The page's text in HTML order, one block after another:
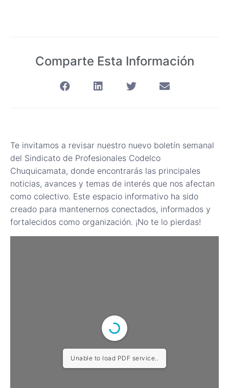
Comparte Esta Información
Te invitamos a revisar nuestro nuevo boletín semanal
del Sindicato de Profesionales Codelco
Chuquicamata, donde encontrarás las principales
noticias, avances y temas de interés que nos afectan
como colectivo. Este espacio informativo ha sido
creado para mantenernos conectados, informados y
fortalecidos como organización. ¡No te lo pierdas!
Unable to load PDF service..